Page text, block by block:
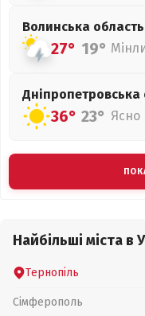
Волинська область
27° 19°
Дніпропетровська
36° 23° Ясно
Найбільші міста в
Тернопіль
Сімферополь